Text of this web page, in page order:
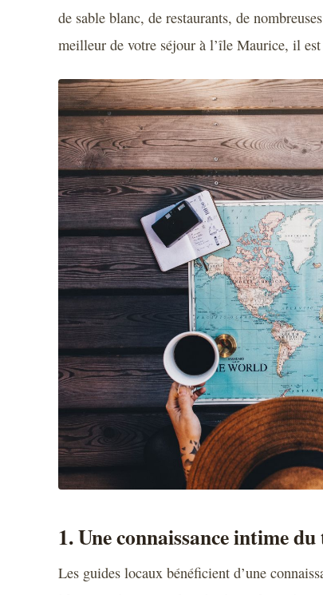
de sable blanc, de restaurants, de
meilleur de votre séjour à l’île Maurice, il
1. Une connaissance intime
Les guides locaux bénéficient d’une